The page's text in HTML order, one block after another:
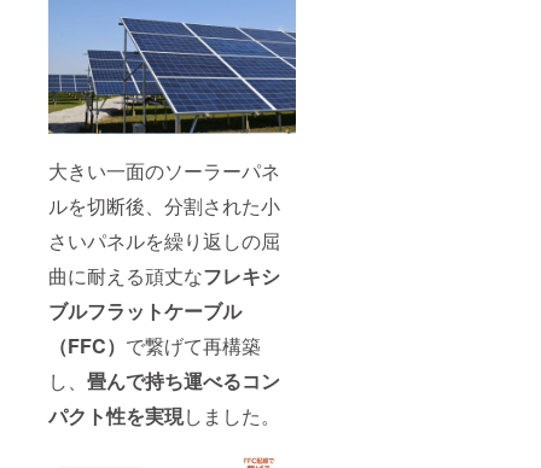
大きい一面のソーラーパネ
ルを切断後、分割された小
さいパネルを繰り返しの屈
曲に耐える頑丈なフレキシ
ブルフラットケーブル
（FFC） で繋げて再構築
し、 畳んで持ち運べるコン
パクト性を実現しました。